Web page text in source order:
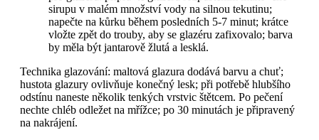
sirupu v malém množství vody na silnou tekutinu;
napečte na kůrku během posledních 5-7 minut; krátce
vložte zpět do trouby, aby se glazéru zafixovalo; barva
by měla být jantarově žlutá a lesklá.
Technika glazování: maltová glazura dodává barvu a chuť;
hustota glazury ovlivňuje konečný lesk; při potřebě hlubšího
odstínu naneste několik tenkých vrstvic štětcem. Po pečení
nechte chléb odležet na mřížce; po 30 minutách je připravený
na nakrájení.